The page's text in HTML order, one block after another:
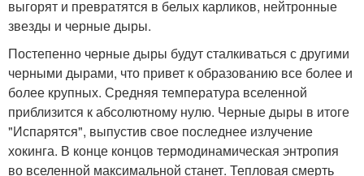
выгорят и превратятся в белых карликов, нейтронные
звезды и черные дыры.
Постепенно черные дыры будут сталкиваться с другими
черными дырами, что привет к образованию все более и
более крупных. Средняя температура вселенной
приблизится к абсолютному нулю. Черные дыры в итоге
"Испарятся", выпустив свое последнее излучение
хокинга. В конце концов термодинамическая энтропия
во вселенной максимальной станет. Тепловая смерть